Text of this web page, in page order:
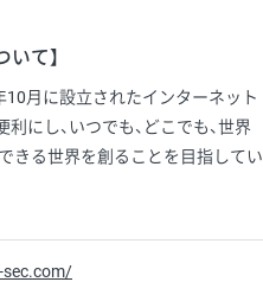
て】
月に設立されたインターネット
にし、いつでも、どこでも、世界
きる世界を創ることを目指してい